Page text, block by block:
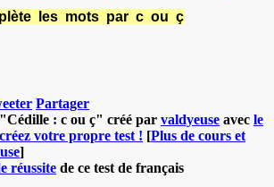
les mots par c ou ç
Partager
: c ou ç" créé par valdyeuse avec le
votre propre test ! [Plus de cours et
]
réussite de ce test de français